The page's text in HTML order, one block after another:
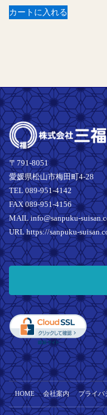
帯:
カートに入れる
複
数
の
バ
リ
エ
ー
シ
ョ
ン
が
あ
り
ま
プ
シ
ョ
ン
は
商
品
〒791-8051
愛媛県松山市梅田町4-28
TEL 089-951-4142
FAX 089-951-4156
MAIL info@sanpuku-
URL https://sanpuku-
HOME 会社案内 プライバ